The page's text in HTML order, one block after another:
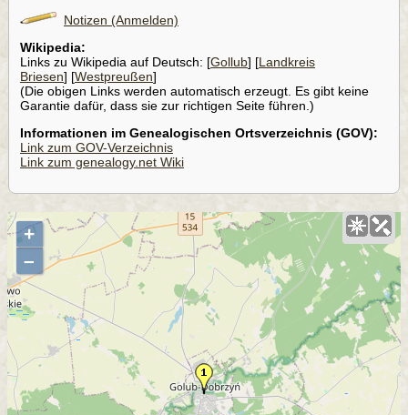
Notizen (Anmelden)
Wikipedia:
Links zu Wikipedia auf Deutsch: [Gollub] [Landkreis
Briesen] [Westpreußen]
(Die obigen Links werden automatisch erzeugt. Es gibt keine
Garantie dafür, dass sie zur richtigen Seite führen.)
Informationen im Genealogischen Ortsverzeichnis (GOV):
Link zum GOV-Verzeichnis
Link zum genealogy.net Wiki
+
–